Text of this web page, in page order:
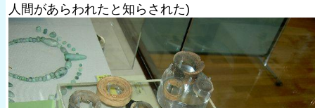
人間があらわれたと知らされた)